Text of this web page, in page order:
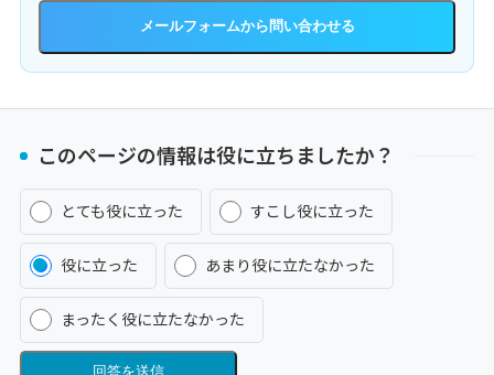
メールフォーム
このページの情報は役に立ちましたか？
とても役に立った すこし役に立った
役に立った あまり役に立たなかった
まったく役に立たなかった
回答を送信